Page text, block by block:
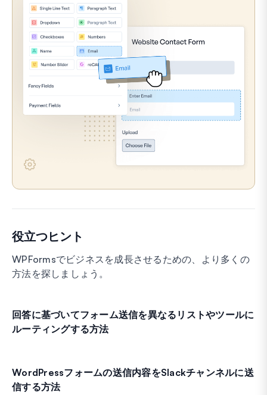
役立つヒント
WPFormsでビジネスを成長させるための、より多くの
方法を探しましょう。
回答に基づいてフォーム送信を異なるリストやツールに
ルーティングする方法
WordPressフォームの送信内容をSlackチャンネルに送
信する方法